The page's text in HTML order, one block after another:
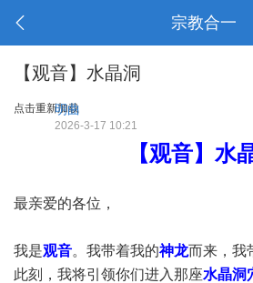
宗教合一
【观音】水晶洞
点击重新加载
明曲
2026-3-17 10:21
【观音】水
最亲爱的各位，
我是观音。我带着我的神龙而来，我
此刻，我将引领你们进入那座水晶洞